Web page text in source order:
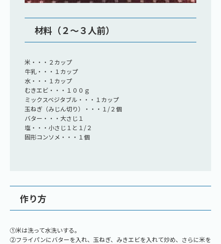
材料（２～３人前）
米・・・２カップ
牛乳・・・１カップ
水・・・１カップ
むきエビ・・・１００ｇ
ミックスベジタブル・・・１カップ
玉ねぎ（みじん切り）・・・１/２個
バター・・・大さじ１
塩・・・小さじ１と１/２
固形コンソメ・・・１個
作り方
①米は洗って水洗いする。
②フライパンにバターを入れ、玉ねぎ、みきエビを入れて炒め、さらに米を